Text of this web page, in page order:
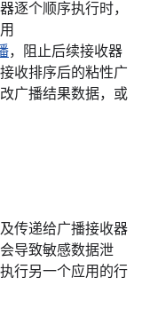
逐个顺序执行时，
，阻止后续接收器
收排序后的粘性广
广播结果数据，或
传递给广播接收器
导致敏感数据泄
行另一个应用的行